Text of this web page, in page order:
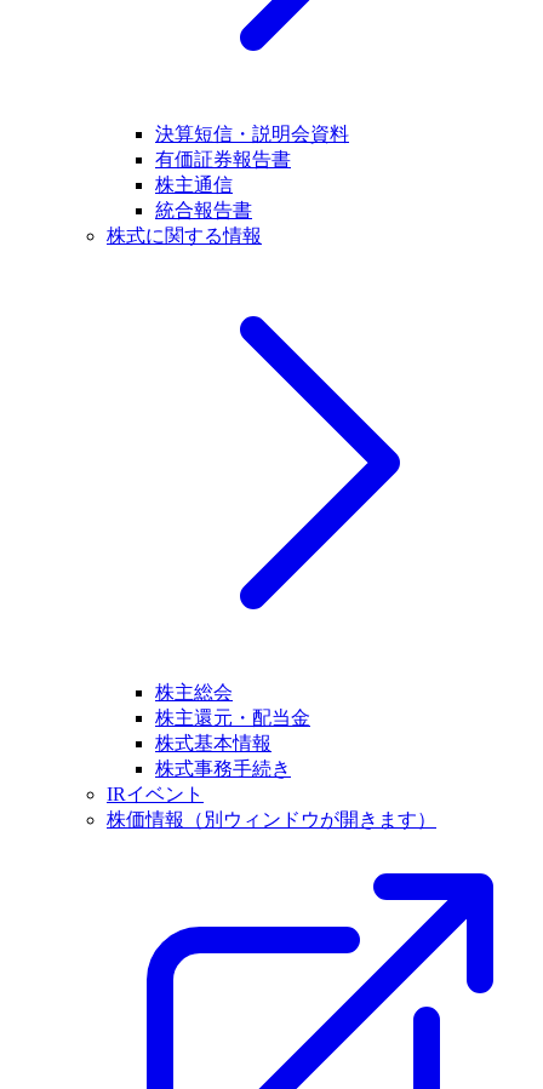
決算短信・説明会資料
有価証券報告書
株主通信
統合報告書
株式に関する情報
株主総会
株主還元・配当金
株式基本情報
株式事務手続き
IRイベント
株価情報
（別ウィンドウが開きます）